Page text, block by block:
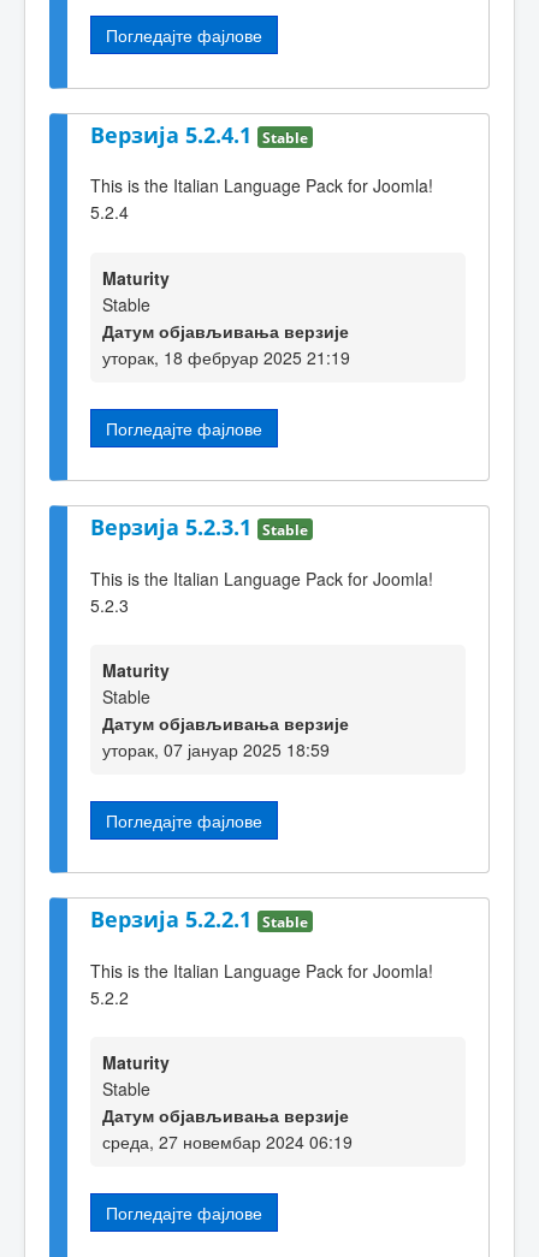
Погледајте фајлове
Верзија 5.2.4.1 Stable
This is the Italian Language Pack for Joomla!
5.2.4
Maturity
Stable
Датум објављивања верзије
уторак, 18 фебруар 2025 21:19
Погледајте фајлове
Верзија 5.2.3.1 Stable
This is the Italian Language Pack for Joomla!
5.2.3
Maturity
Stable
Датум објављивања верзије
уторак, 07 јануар 2025 18:59
Погледајте фајлове
Верзија 5.2.2.1 Stable
This is the Italian Language Pack for Joomla!
5.2.2
Maturity
Stable
Датум објављивања верзије
среда, 27 новембар 2024 06:19
Погледајте фајлове